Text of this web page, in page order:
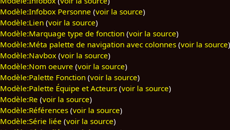
Modèle:Infobox Personne (voir la source)
Modèle:Lien (voir la source)
Modèle:Marquage type de fonction (voir la source)
Modèle:Méta palette de navigation avec colonnes (voir la source
Modèle:Navbox (voir la source)
Modèle:Nom oeuvre (voir la source)
Modèle:Palette Fonction (voir la source)
Modèle:Palette Équipe et Acteurs (voir la source)
Modèle:Re (voir la source)
Modèle:Références (voir la source)
Modèle:Série liée (voir la source)